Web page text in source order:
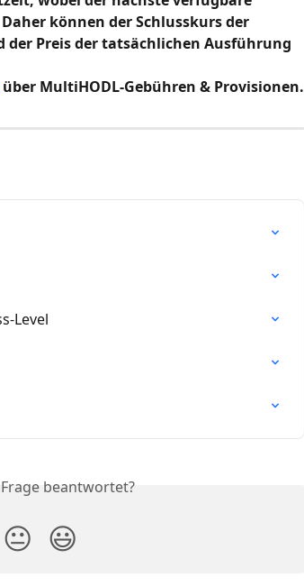
können der Schlusskurs der
Preis der tatsächlichen Ausführung
über MultiHODL-Gebühren & Provisionen.
Level
beantwortet?
😐 😃